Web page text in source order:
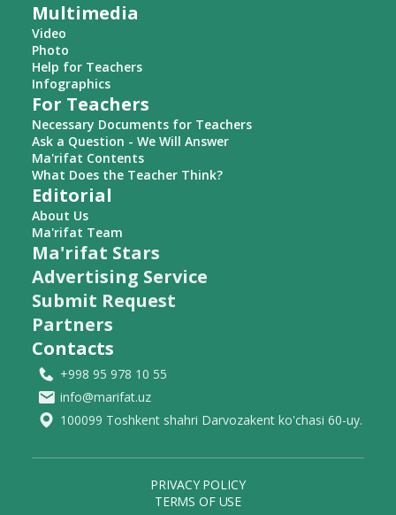
Multimedia
Video
Photo
Help for Teachers
Infographics
For Teachers
Necessary Documents for Teachers
Ask a Question - We Will Answer
Ma'rifat Contents
What Does the Teacher Think?
Editorial
About Us
Ma'rifat Team
Ma'rifat Stars
Advertising Service
Submit Request
Partners
Contacts
+998 95 978 10 55
info@marifat.uz
100099 Toshkent shahri Darvozakent ko'chasi 60-uy.
PRIVACY POLICY
TERMS OF USE